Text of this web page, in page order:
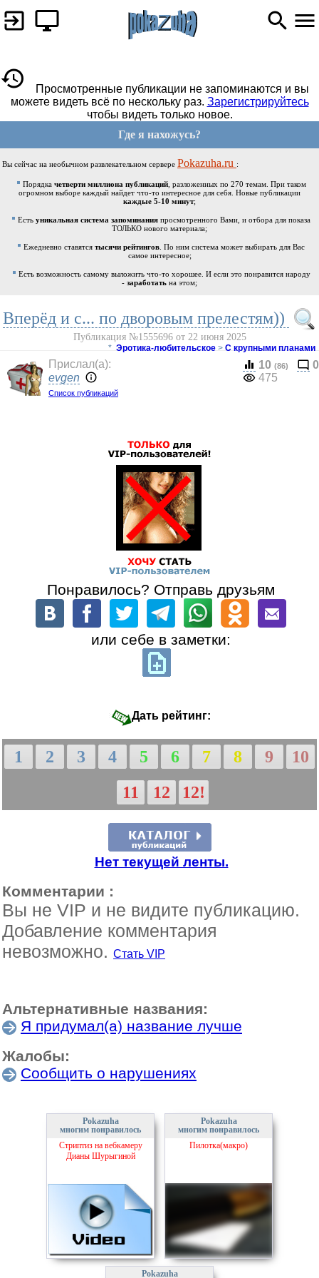
Просмотренные публикации не запоминаются и вы
можете видеть всё по нескольку раз. Зарегистрируйтесь
чтобы видеть только новое.
Где я нахожусь?
Вы сейчас на необычном развлекательном сервере Pokazuha.ru :
Порядка четверти миллиона публикаций, разложенных по 270 темам. При таком
огромном выборе каждый найдет что-то интересное для себя. Новые публикации
каждые 5-10 минут;
Есть уникальная система запоминания просмотренного Вами, и отбора для показа
ТОЛЬКО нового материала;
Ежедневно ставятся тысячи рейтингов . По ним система может выбирать для Вас
самое интересное;
Есть возможность самому выложить что-то хорошее. И если это понравится народу
- заработать на этом;
Вперёд и с... по дворовым прелестям))
Публикация №1555696 от 22 июня 2025
* Эротика-любительское > С крупными планами
Прислал(a):
evgen
Список публикаций
10 (86)
0
475
Понравилось? Отправь друзьям
или себе в заметки:
Дать рейтинг:
1 2 3 4 5 6 7 8 9
10
11
12 12!
Нет текущей ленты.
Комментарии :
Вы не VIP и не видите публикацию.
Добавление комментария
невозможно. Стать VIP
Альтернативные названия:
Я придумал(а) название лучше
Жалобы:
Сообщить о нарушениях
Pokazuha
многим понравилось
Стриптиз на вебкамеру
Дианы Шурыгиной
Pokazuha
многим понравилось
Пилотка(макро)
Pokazuha